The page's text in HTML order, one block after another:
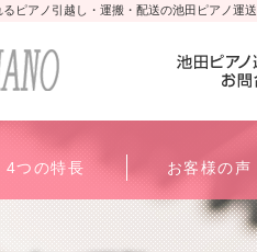
ピアノ引越し・運搬・配送の池田ピアノ運送
4つの特長 お客様の声